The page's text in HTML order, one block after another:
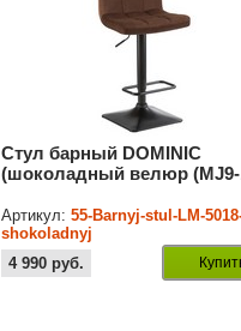
Стул барный DOMINIC
(шоколадный велюр (MJ9-
Артикул:55-Barnyj-stul-LM-
shokoladnyj
4 990 руб.